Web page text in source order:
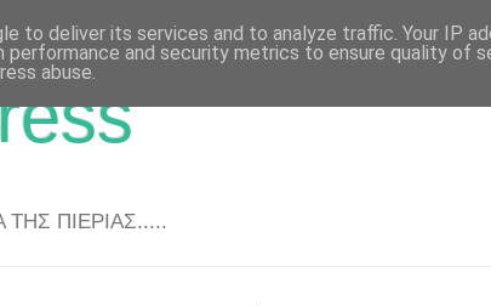
ΠΙΕΡΙΑΣ.....
to deliver its services and to analyze traffic. Your IP
performance and security metrics to ensure quality of
abuse.